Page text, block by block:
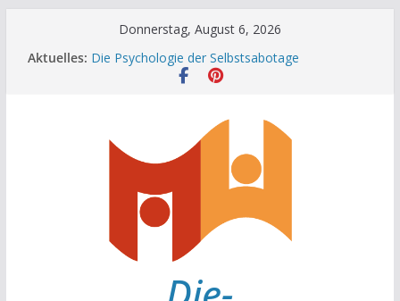
Donnerstag, August 6, 2026
Aktuelles: Die Psychologie der Selbstsabotage
Die Wissenschaft hinter Neugier und Kreativität
Die Wissenschaft der Gewohnheiten
Achtsamkeit im Alltag